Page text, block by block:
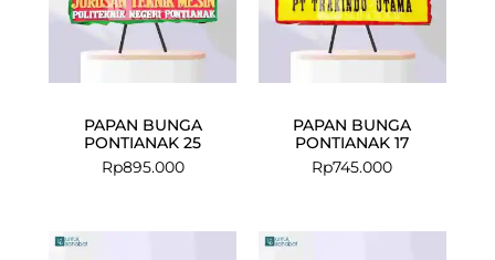
PAPAN BUNGA
PONTIANAK 25
Rp895.000
PAPAN BUNGA
PONTIANAK 17
Rp745.000